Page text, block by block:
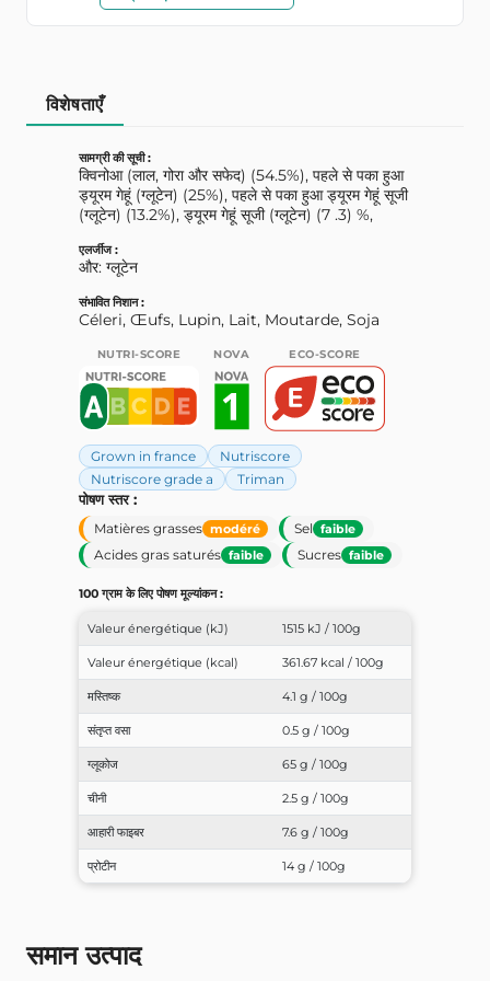
विशेषताएँ
सामग्री की सूची :
क्विनोआ (लाल, गोरा और सफेद) (54.5%), पहले से पका हुआ
ड्यूरम गेहूं (ग्लूटेन) (25%), पहले से पका हुआ ड्यूरम गेहूं सूजी
(ग्लूटेन) (13.2%), ड्यूरम गेहूं सूजी (ग्लूटेन) (7 .3) %,
एलर्जीज :
और: ग्लूटेन
संभावित निशान :
Céleri, Œufs, Lupin, Lait, Moutarde, Soja
NUTRI-SCORE NOVA ECO-SCORE
Grown in france
Nutriscore
Nutriscore grade a
Triman
पोषण स्तर :
Matières grasses modéré Sel faible
Acides gras saturés faible Sucres faible
100 ग्राम के लिए पोषण मूल्यांकन :
Valeur énergétique (kJ) 1515 kJ / 100g
Valeur énergétique (kcal) 361.67 kcal / 100g
मस्तिष्क 4.1 g / 100g
संतृप्त वसा 0.5 g / 100g
ग्लूकोज 65 g / 100g
चीनी 2.5 g / 100g
आहारी फाइबर 7.6 g / 100g
प्रोटीन 14 g / 100g
समान उत्पाद